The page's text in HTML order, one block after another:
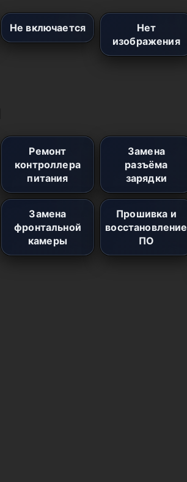
Не включается
Нет
изображения
Ремонт
контроллера
питания
Замена
разъёма
зарядки
Замена
фронтальной
камеры
Прошивка и
восстановление
ПО